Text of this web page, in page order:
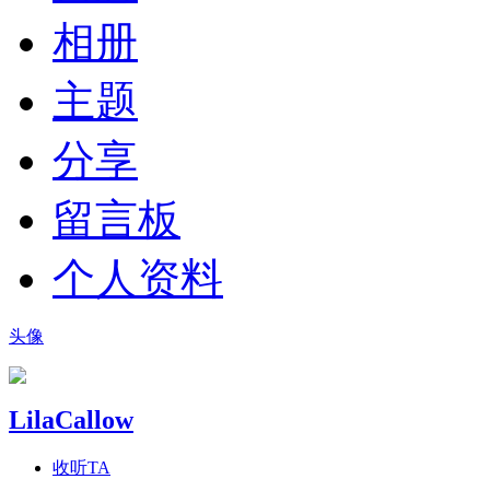
相册
主题
分享
留言板
个人资料
头像
LilaCallow
收听TA